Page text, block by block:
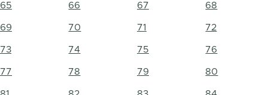
65 66 67 68
69 70 71 72
73 74 75 76
77 78 79 80